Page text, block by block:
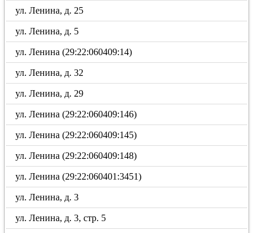
ул. Ленина, д. 25
ул. Ленина, д. 5
ул. Ленина (29:22:060409:14)
ул. Ленина, д. 32
ул. Ленина, д. 29
ул. Ленина (29:22:060409:146)
ул. Ленина (29:22:060409:145)
ул. Ленина (29:22:060409:148)
ул. Ленина (29:22:060401:3451)
ул. Ленина, д. 3
ул. Ленина, д. 3, стр. 5